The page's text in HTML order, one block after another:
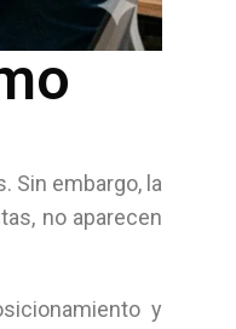
Sin embargo, la
no aparecen
y